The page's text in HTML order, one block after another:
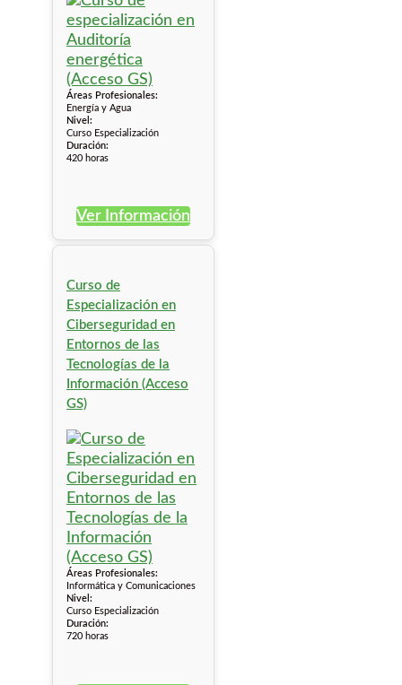
Áreas Profesionales:
Energía y Agua
Nivel:
Curso Especialización
Duración:
420 horas
Ver Información
Curso de
Especialización en
Ciberseguridad en
Entornos de las
Tecnologías de la
Información (Acceso
GS)
Áreas Profesionales:
Informática y Comunicaciones
Nivel:
Curso Especialización
Duración:
720 horas